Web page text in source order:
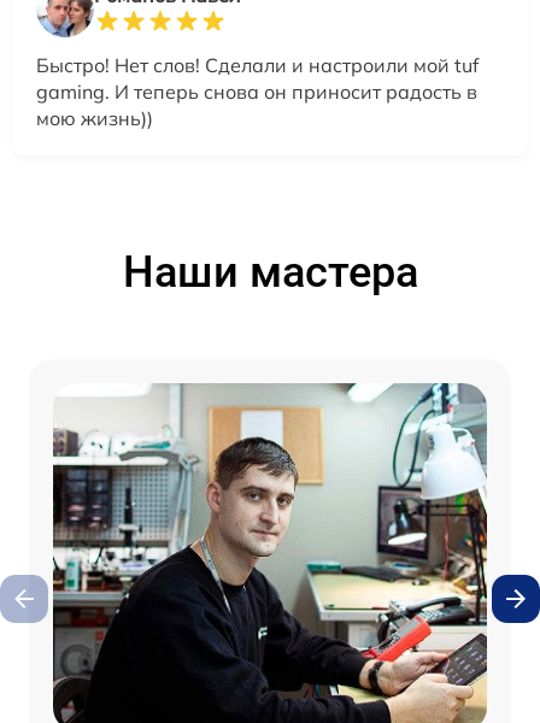
Быстро! Нет слов! Сделали и настроили мой tuf
gaming. И теперь снова он приносит радость в
мою жизнь))
Наши мастера